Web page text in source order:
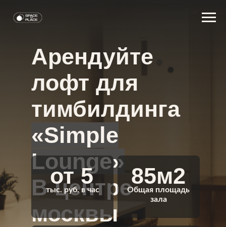
Арендуйте
лофт для
тимбилдинга
«Simple
Lounge»
В центре
москвы
от 5
тыс. руб. в час
Общая площадь
зала
85м2